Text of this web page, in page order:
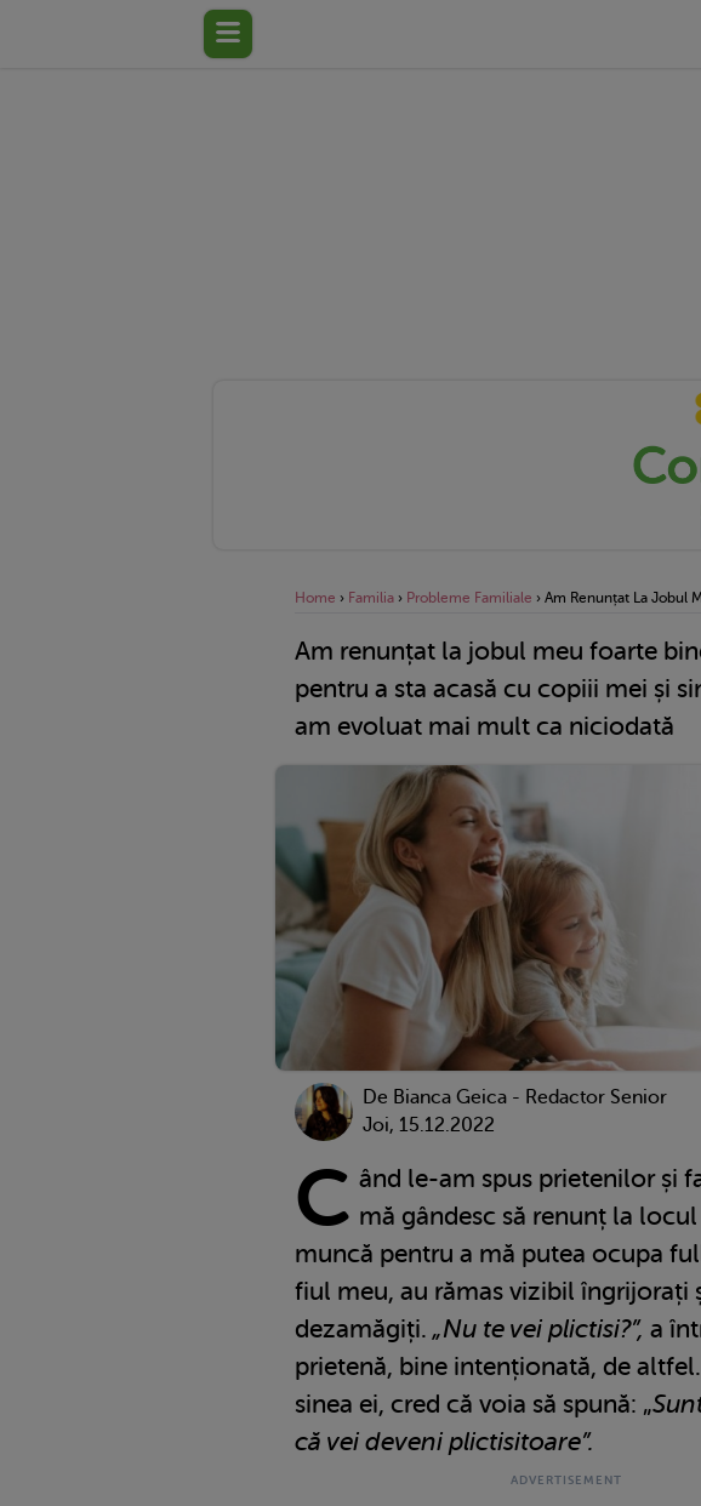
Home › Familia › Probleme Familiale › Am Renunțat La Jobul
Am renunțat la jobul meu foarte
pentru a sta acasă cu copiii mei și
am evoluat mai mult ca niciodată
De Bianca Geica - Redactor Senior
Joi, 15.12.2022
C ând le-am spus prietenilor și
mă gândesc să renunț la
muncă pentru a mă putea ocupa
fiul meu, au rămas vizibil îngrijorați
dezamăgiți. „Nu te vei plictisi?”, a
prietenă, bine intenționată, de
sinea ei, cred că voia să spună: „
că vei deveni plictisitoare”.